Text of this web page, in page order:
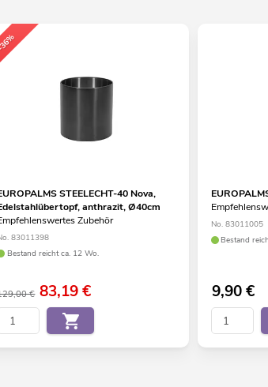
STEELECHT-40 Nova,
anthrazit, Ø40cm
Zubehör
83011398
Bestand reicht ca. 12 Wo.
€ 83,19€
No. 83011005
Bestand
9,90€